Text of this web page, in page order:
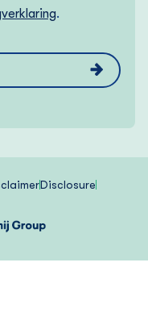
.
Disclosure